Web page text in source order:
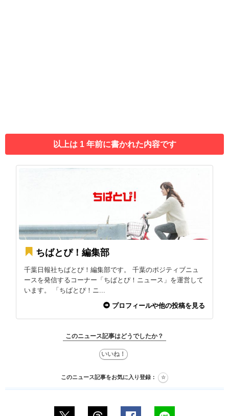
以上は 1 年前に書かれた内容です
ちばとぴ！編集部
千葉日報社ちばとぴ！編集部です。 千葉のポジティブニュ
ースを発信するコーナー「ちばとぴ！ニュース」を運営して
います。 「ちばとぴ！ニ...
プロフィールや他の投稿を見る
このニュース記事はどうでしたか？
このニュース記事をお気に入り登録：